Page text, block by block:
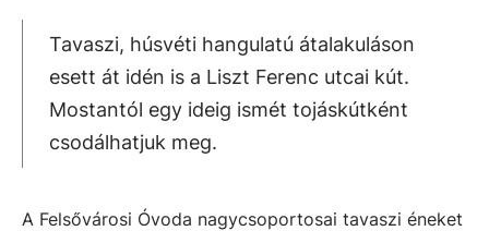
Tavaszi, húsvéti hangulatú átalakuláson
esett át idén is a Liszt Ferenc utcai kút.
Mostantól egy ideig ismét tojáskútként
csodálhatjuk meg.
A Felsővárosi Óvoda nagycsoportosai tavaszi éneket